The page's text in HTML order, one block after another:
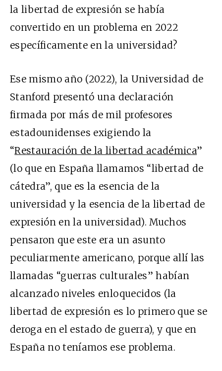
la libertad de expresión se había
convertido en un problema en 2022
específicamente en la universidad?
Ese mismo año (2022), la Universidad de
Stanford presentó una declaración
firmada por más de mil profesores
estadounidenses exigiendo la
“Restauración de la libertad académica”
(lo que en España llamamos “libertad de
cátedra”, que es la esencia de la
universidad y la esencia de la libertad de
expresión en la universidad). Muchos
pensaron que este era un asunto
peculiarmente americano, porque allí las
llamadas “guerras culturales” habían
alcanzado niveles enloquecidos (la
libertad de expresión es lo primero que se
deroga en el estado de guerra), y que en
España no teníamos ese problema.